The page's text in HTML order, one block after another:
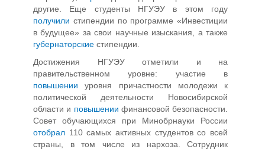
другие. Еще студенты НГУЭУ в этом году
получили стипендии по программе «Инвестиции
в будущее» за свои научные изыскания, а также
губернаторские стипендии.
Достижения НГУЭУ отметили и на
правительственном уровне: участие в
повышении уровня причастности молодежи к
политической деятельности Новосибирской
области и повышении финансовой безопасности.
Совет обучающихся при Минобрнауки России
отобрал 110 самых активных студентов со всей
страны, в том числе из нархоза. Сотрудник